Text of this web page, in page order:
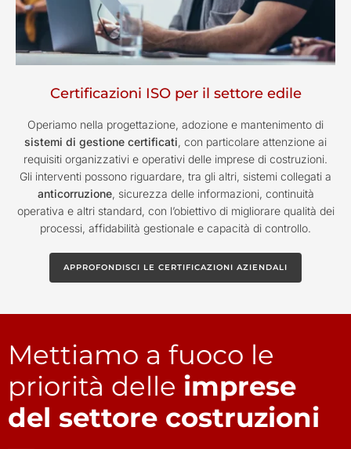
Certificazioni ISO per il settore edile
Operiamo nella progettazione, adozione e mantenimento di
sistemi di gestione certificati , con particolare attenzione ai
requisiti organizzativi e operativi delle imprese di costruzioni.
Gli interventi possono riguardare, tra gli altri, sistemi collegati a
anticorruzione, sicurezza delle informazioni, continuità
operativa e altri standard, con l’obiettivo di migliorare qualità dei
processi, affidabilità gestionale e capacità di controllo.
APPROFONDISCI LE CERTIFICAZIONI AZIENDALI
Mettiamo a fuoco le
priorità delle imprese
del settore costruzioni